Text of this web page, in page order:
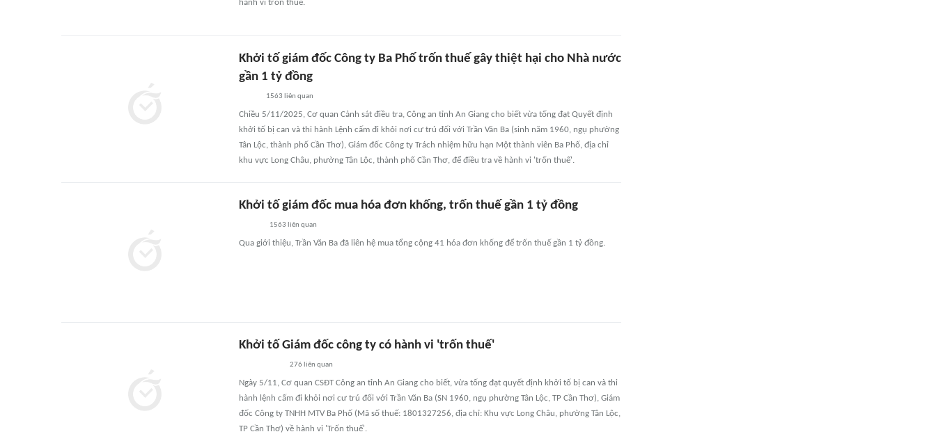
hành vi trốn thuế.
Khởi tố giám đốc Công ty Ba Phố trốn thuế gây thiệt hại cho Nhà nước
gần 1 tỷ đồng
1563 liên quan
Chiều 5/11/2025, Cơ quan Cảnh sát điều tra, Công an tỉnh An Giang cho biết vừa tống đạt Quyết định
khởi tố bị can và thi hành Lệnh cấm đi khỏi nơi cư trú đối với Trần Văn Ba (sinh năm 1960, ngụ phường
Tân Lộc, thành phố Cần Thơ), Giám đốc Công ty Trách nhiệm hữu hạn Một thành viên Ba Phố, địa chỉ
khu vực Long Châu, phường Tân Lộc, thành phố Cần Thơ, để điều tra về hành vi 'trốn thuế'.
Khởi tố giám đốc mua hóa đơn khống, trốn thuế gần 1 tỷ đồng
1563 liên quan
Qua giới thiệu, Trần Văn Ba đã liên hệ mua tổng cộng 41 hóa đơn khống để trốn thuế gần 1 tỷ đồng.
Khởi tố Giám đốc công ty có hành vi 'trốn thuế'
276 liên quan
Ngày 5/11, Cơ quan CSĐT Công an tỉnh An Giang cho biết, vừa tống đạt quyết định khởi tố bị can và thi
hành lệnh cấm đi khỏi nơi cư trú đối với Trần Văn Ba (SN 1960, ngụ phường Tân Lộc, TP Cần Thơ), Giám
đốc Công ty TNHH MTV Ba Phố (Mã số thuế: 1801327256, địa chỉ: Khu vực Long Châu, phường Tân Lộc,
TP Cần Thơ) về hành vi 'Trốn thuế'.